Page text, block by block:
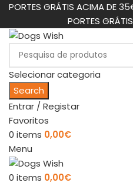
PORTES GRÁTIS ACIMA DE
PORTES
Selecionar categoria
Search
Entrar / Registar
Favoritos
0 items 0,00€
Menu
0 items 0,00€